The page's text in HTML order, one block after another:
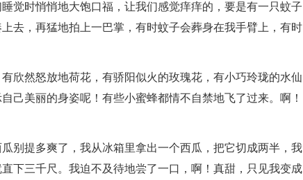
觉时悄悄地大饱口福，让我们感觉痒痒的，要是有一只蚊子
去，再猛地拍上一巴掌，有时蚊子会葬身在我手臂上，有时
欣然怒放地荷花，有骄阳似火的玫瑰花，有小巧玲珑的水仙
己美丽的身姿呢！有些小蜜蜂都情不自禁地飞了过来。啊！
别提多爽了，我从冰箱里拿出一个西瓜，把它切成两半，我
下三千尺。我迫不及待地尝了一口，啊！真甜，只见我变成